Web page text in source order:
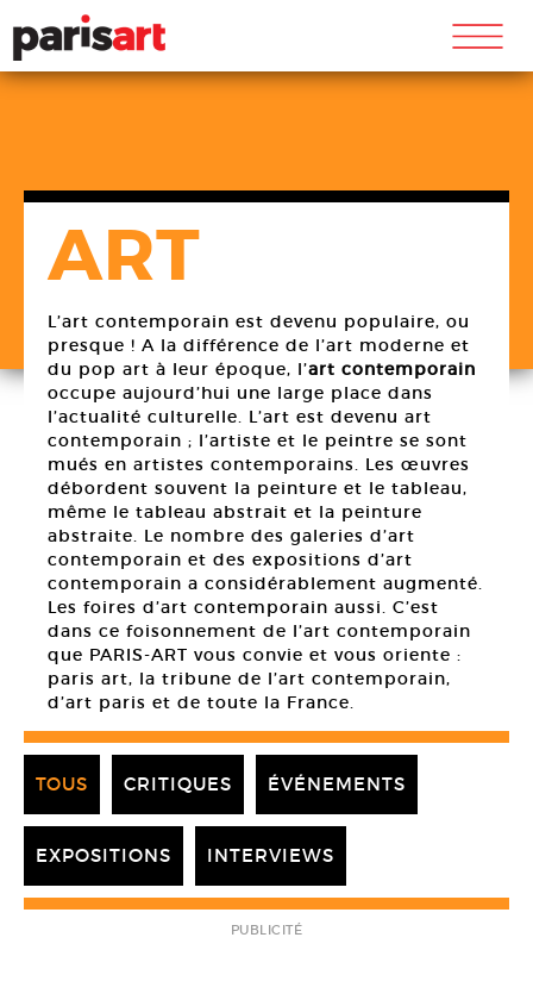
m
ART
L’art contemporain est devenu populaire, ou
presque ! A la différence de l’art moderne et
du pop art à leur époque, l’art contemporain
occupe aujourd’hui une large place dans
l’actualité culturelle. L’art est devenu art
contemporain ; l’artiste et le peintre se sont
mués en artistes contemporains. Les œuvres
débordent souvent la peinture et le tableau,
même le tableau abstrait et la peinture
abstraite. Le nombre des galeries d’art
contemporain et des expositions d’art
contemporain a considérablement augmenté.
Les foires d’art contemporain aussi. C’est
dans ce foisonnement de l’art contemporain
que PARIS-ART vous convie et vous oriente :
paris art, la tribune de l’art contemporain,
d’art paris et de toute la France.
TOUS CRITIQUES ÉVÉNEMENTS
EXPOSITIONS INTERVIEWS
PUBLICITÉ